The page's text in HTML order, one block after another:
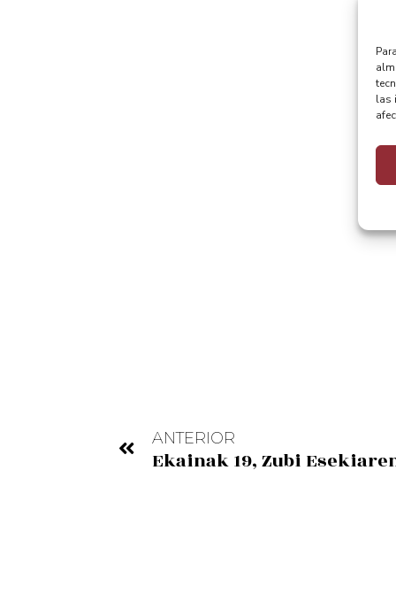
las
ANTERIOR
Ekainak 19, Zubi